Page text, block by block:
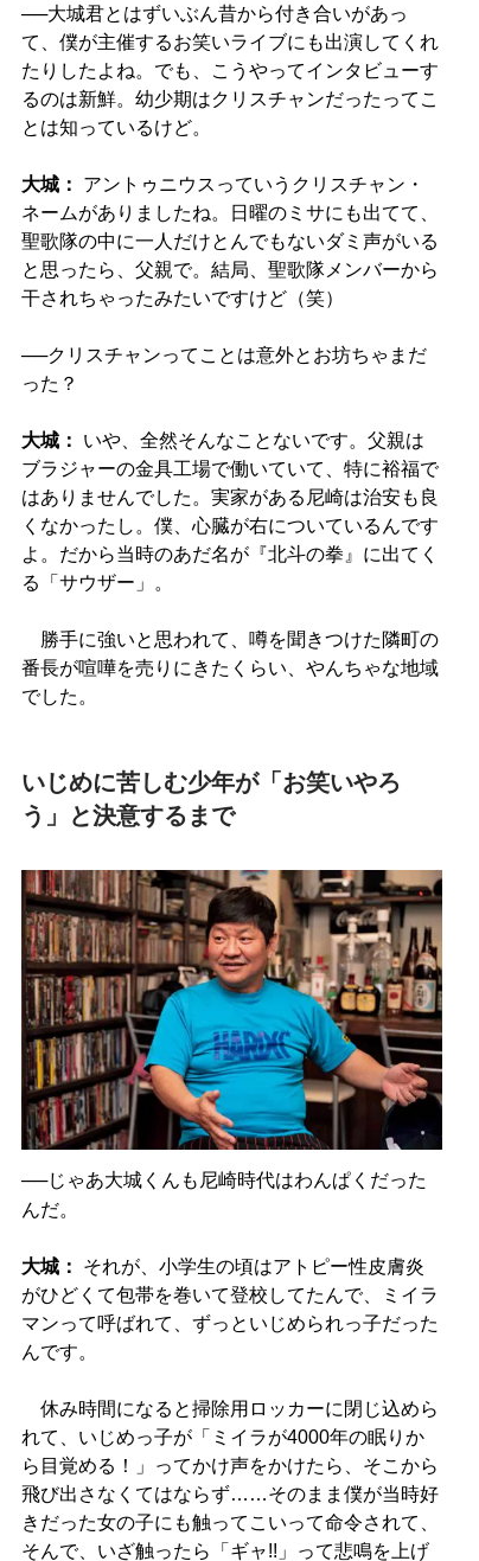
──大城君とはずいぶん昔から付き合いがあっ
て、僕が主催するお笑いライブにも出演してくれ
たりしたよね。でも、こうやってインタビューす
るのは新鮮。幼少期はクリスチャンだったってこ
とは知っているけど。
大城：
アントゥニウスっていうクリスチャン・
ネームがありましたね。日曜のミサにも出てて、
聖歌隊の中に一人だけとんでもないダミ声がいる
と思ったら、父親で。結局、聖歌隊メンバーから
干されちゃったみたいですけど（笑）
──クリスチャンってことは意外とお坊ちゃまだ
った？
大城：
いや、全然そんなことないです。父親は
ブラジャーの金具工場で働いていて、特に裕福で
はありませんでした。実家がある尼崎は治安も良
くなかったし。僕、心臓が右についているんです
よ。だから当時のあだ名が『北斗の拳』に出てく
る「サウザー」。
勝手に強いと思われて、噂を聞きつけた隣町の
番長が喧嘩を売りにきたくらい、やんちゃな地域
でした。
いじめに苦しむ少年が「お笑いやろ
う」と決意するまで
──じゃあ大城くんも尼崎時代はわんぱくだった
んだ。
大城：
それが、小学生の頃はアトピー性皮膚炎
がひどくて包帯を巻いて登校してたんで、ミイラ
マンって呼ばれて、ずっといじめられっ子だった
んです。
休み時間になると掃除用ロッカーに閉じ込めら
れて、いじめっ子が「ミイラが4000年の眠りか
ら目覚める！」ってかけ声をかけたら、そこから
飛び出さなくてはならず……そのまま僕が当時好
きだった女の子にも触ってこいって命令されて、
そんで、いざ触ったら「ギャ!!」って悲鳴を上げ